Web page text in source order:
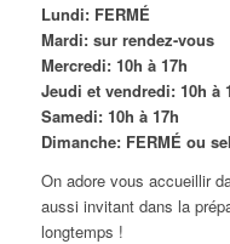
Lundi: FERMÉ
Mardi: sur rendez-vous
Mercredi: 10h à 17h
Jeudi et vendredi: 10h à
Samedi: 10h à 17h
Dimanche: FERMÉ ou
On adore vous accueillir
aussi invitant dans la
longtemps !